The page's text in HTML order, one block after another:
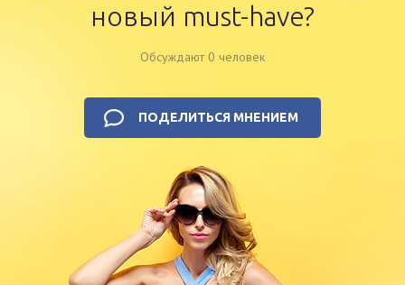
новый must-have?
Обсуждают 0 человек
ПОДЕЛИТЬСЯ МНЕНИЕМ